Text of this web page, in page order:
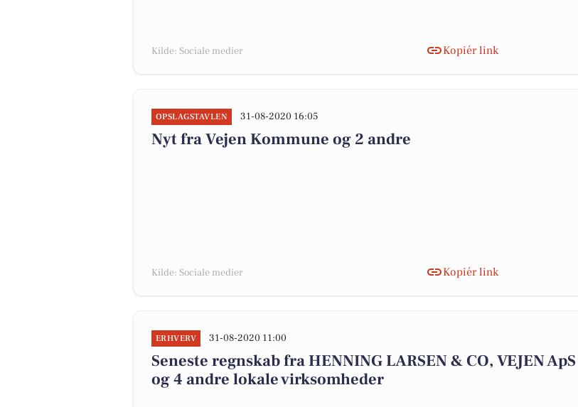
Kilde: Sociale medier Kopiér link
OPSLAGSTAVLEN 31-08-2020 16:05
Nyt fra Vejen Kommune og 2 andre
Kilde: Sociale medier Kopiér link
ERHVERV 31-08-2020 11:00
Seneste regnskab fra HENNING LARSEN & CO, VEJEN ApS
og 4 andre lokale virksomheder